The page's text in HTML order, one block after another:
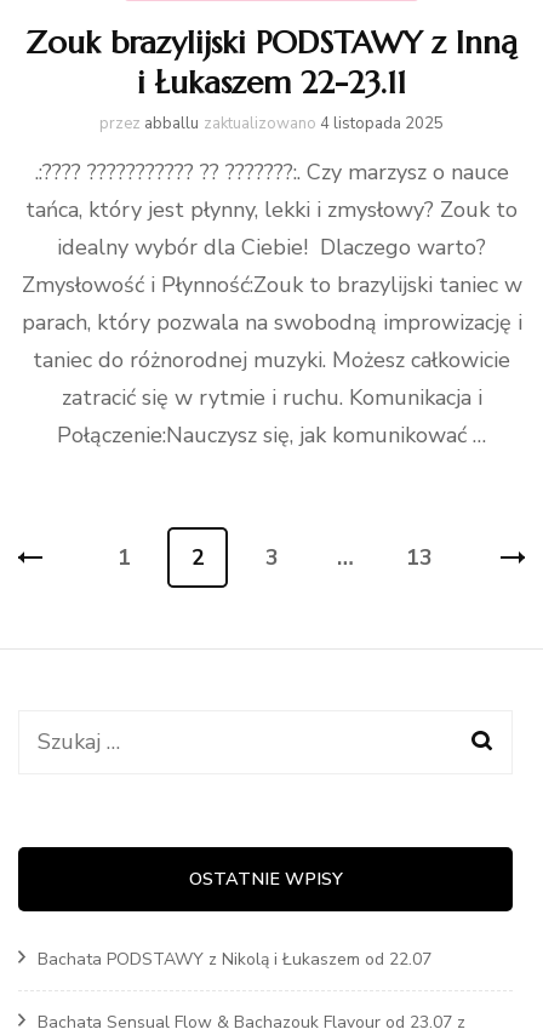
Zouk brazylijski PODSTAWY z Inną
i Łukaszem 22-23.11
przez abballu zaktualizowano 4 listopada 2025
.:???? ??????????? ?? ???????:. Czy marzysz o nauce
tańca, który jest płynny, lekki i zmysłowy? Zouk to
idealny wybór dla Ciebie! Dlaczego warto?
Zmysłowość i Płynność:Zouk to brazylijski taniec w
parach, który pozwala na swobodną improwizację i
taniec do różnorodnej muzyki. Możesz całkowicie
zatracić się w rytmie i ruchu. Komunikacja i
Połączenie:Nauczysz się, jak komunikować …
StronicowanieStrona
1 Strona
2 Strona
3 … Strona
13
Szukaj:
OSTATNIE WPISY
Bachata PODSTAWY z Nikolą i Łukaszem od 22.07
Bachata Sensual Flow & Bachazouk Flavour od 23.07 z